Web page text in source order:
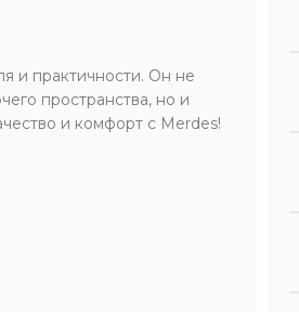
и практичности. Он не
пространства, но и
и комфорт с Merdes!